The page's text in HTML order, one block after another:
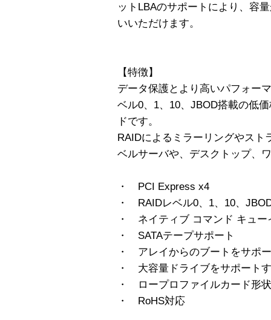
ットLBAのサポートにより、容
いいただけます。
【特徴】
データ保護とより高いパフォー
ベル0、1、10、JBOD搭載の低
ドです。
RAIDによるミラーリングやスト
ベルサーバや、デスクトップ、
・ PCI Express x4
・ RAIDレベル0、1、10、
・ ネイティブ コマンド キュー
・ SATAテープサポート
・ アレイからのブートをサポ
・ 大容量ドライブをサポート
・ ロープロファイルカード形状
・ RoHS対応